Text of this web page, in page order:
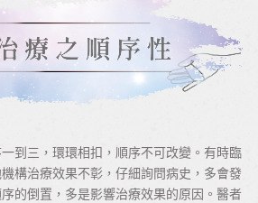
到三，環環相扣，順序不可改變。有時臨
構治療效果不彰，仔細詢問病史，多會發
的倒置，多是影響治療效果的原因。醫者